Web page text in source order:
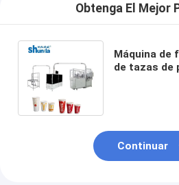
Obtenga El Mejor
Máquina de
de tazas de
Continuar